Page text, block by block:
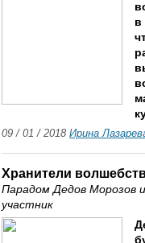
в
09 / 01 / 2018 Ирина
Хранители
Парадом Дедов Морозов
участник